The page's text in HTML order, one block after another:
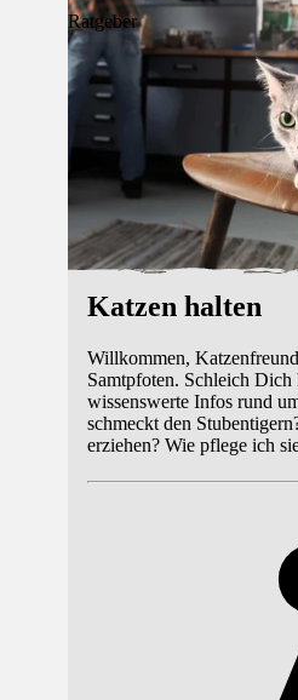
Ratgeber
Katzen halten
Willkommen,
Samtpfoten. Schleich
wissenswerte Infos rund
schmeckt den
erziehen? Wie pflege ich